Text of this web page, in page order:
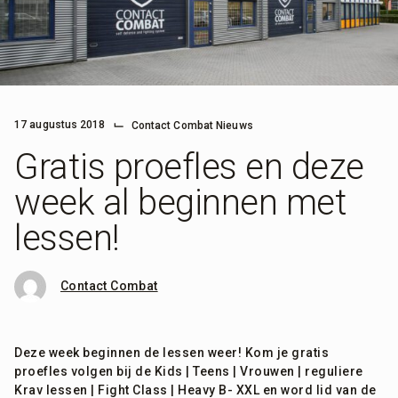
17 augustus 2018 ⌙ Contact Combat Nieuws
Gratis proefles en deze
week al beginnen met
lessen!
Contact Combat
Deze week beginnen de lessen weer! Kom je gratis
proefles volgen bij de Kids | Teens | Vrouwen | reguliere
Krav lessen | Fight Class | Heavy B- XXL en word lid van de